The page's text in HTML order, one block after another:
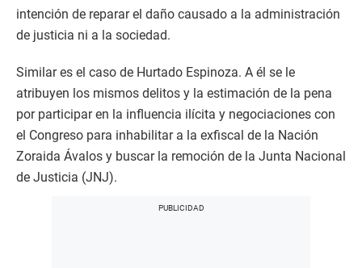
intención de reparar el daño causado a la administración
de justicia ni a la sociedad.
Similar es el caso de Hurtado Espinoza. A él se le
atribuyen los mismos delitos y la estimación de la pena
por participar en la influencia ilícita y negociaciones con
el Congreso para inhabilitar a la exfiscal de la Nación
Zoraida Ávalos y buscar la remoción de la Junta Nacional
de Justicia (JNJ).